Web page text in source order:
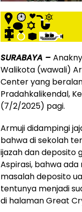
SURABAYA –
Walikota (wawali)
Center yang
Pradahkalikendal,
(7/2/2025) pagi.
Armuji didampingi
bahwa di sekolah
ijazah dan deposito
Aspirasi, bahwa
masalah deposito
tentunya menjadi
di halaman Great